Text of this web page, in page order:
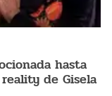
hasta
de Gisela